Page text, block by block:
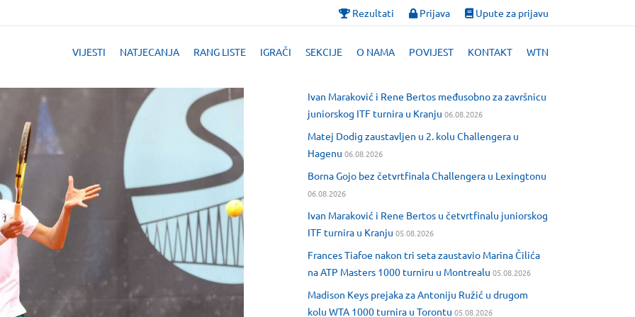
Rezultati Prijava Upute za prijavu
VIJESTI NATJECANJA RANG LISTE IGRAČI SEKCIJE O NAMA POVIJEST KONTAKT WTN
Ivan Maraković i Rene Bertos međusobno za završnicu
juniorskog ITF turnira u Kranju 06.08.2026
Matej Dodig zaustavljen u 2. kolu Challengera u
Hagenu 06.08.2026
Borna Gojo bez četvrtfinala Challengera u Lexingtonu
06.08.2026
Ivan Maraković i Rene Bertos u četvrtfinalu juniorskog
ITF turnira u Kranju 05.08.2026
Frances Tiafoe nakon tri seta zaustavio Marina Čilića
na ATP Masters 1000 turniru u Montrealu 05.08.2026
Madison Keys prejaka za Antoniju Ružić u drugom
kolu WTA 1000 turnira u Torontu 05.08.2026